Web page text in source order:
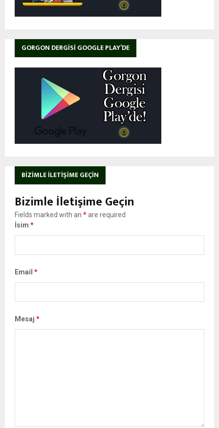
GORGON DERGISI GOOGLE PLAY’DE
BIZIMLE İLETIŞIME GEÇIN
Bizimle İletişime Geçin
Fields marked with an *are required
İsim *
Email *
Mesaj *